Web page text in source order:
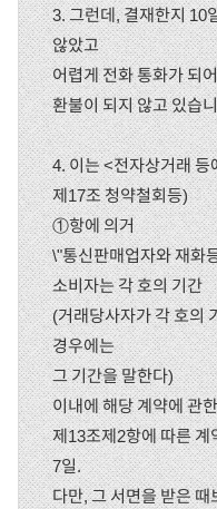
3. 그런데, 결재한지 10
않았고
어렵게 전화 통화가 되
환불이 되지 않고 있습
4. 이는 <전자상거래
제17조 청약철회등)
①항에 의거
\"통신판매업자와 재화
소비자는 각 호의 기간
(거래당사자가 각 호의
경우에는
그 기간을 말한다)
이내에 해당 계약에 관
제13조제2항에 따른 계
7일.
다만, 그 서면을 받은